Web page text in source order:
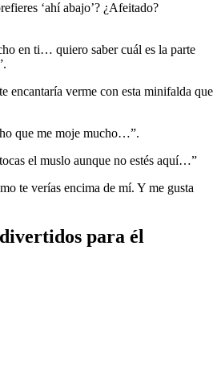
‘ahí abajo’? ¿Afeitado?
en ti… quiero saber cuál es la parte
encantaría verme con esta minifalda que
que me moje mucho…”.
el muslo aunque no estés aquí…”
te verías encima de mí. Y me gusta
para él